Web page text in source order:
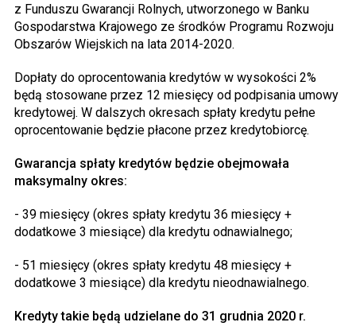
z Funduszu Gwarancji Rolnych, utworzonego w Banku
Gospodarstwa Krajowego ze środków Programu Rozwoju
Obszarów Wiejskich na lata 2014-2020.
Dopłaty do oprocentowania kredytów w wysokości 2%
będą stosowane przez 12 miesięcy od podpisania umowy
kredytowej. W dalszych okresach spłaty kredytu pełne
oprocentowanie będzie płacone przez kredytobiorcę.
Gwarancja spłaty kredytów będzie obejmowała
maksymalny okres:
- 39 miesięcy (okres spłaty kredytu 36 miesięcy +
dodatkowe 3 miesiące) dla kredytu odnawialnego;
- 51 miesięcy (okres spłaty kredytu 48 miesięcy +
dodatkowe 3 miesiące) dla kredytu nieodnawialnego.
Kredyty takie będą udzielane do 31 grudnia 2020 r.